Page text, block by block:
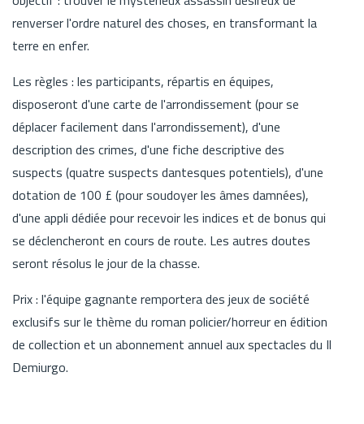
renverser l'ordre naturel des choses, en transformant la
terre en enfer.
Les règles : les participants, répartis en équipes,
disposeront d'une carte de l'arrondissement (pour se
déplacer facilement dans l'arrondissement), d'une
description des crimes, d'une fiche descriptive des
suspects (quatre suspects dantesques potentiels), d'une
dotation de 100 £ (pour soudoyer les âmes damnées),
d'une appli dédiée pour recevoir les indices et de bonus qui
se déclencheront en cours de route. Les autres doutes
seront résolus le jour de la chasse.
Prix : l'équipe gagnante remportera des jeux de société
exclusifs sur le thème du roman policier/horreur en édition
de collection et un abonnement annuel aux spectacles du Il
Demiurgo.